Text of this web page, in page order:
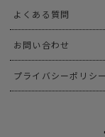
よくある質問
お問い合わせ
プライバシーポリシー